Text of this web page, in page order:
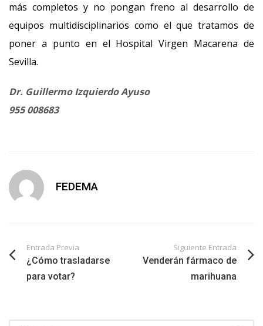
más completos y no pongan freno al desarrollo de
equipos multidisciplinarios como el que tratamos de
poner a punto en el Hospital Virgen Macarena de
Sevilla.
Dr. Guillermo Izquierdo Ayuso
955 008683
FEDEMA
Entrada Previa
¿Cómo trasladarse
para votar?
Siguiente Entrada
Venderán fármaco de
marihuana